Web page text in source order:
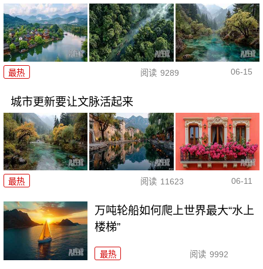
最热 阅读 9289 06-15
城市更新要让文脉活起来
最热 阅读 11623 06-11
万吨轮船如何爬上世界最大“水上
楼梯”
最热 阅读 9992